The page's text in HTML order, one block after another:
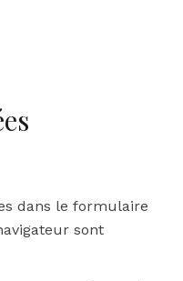
dans le formulaire
sont